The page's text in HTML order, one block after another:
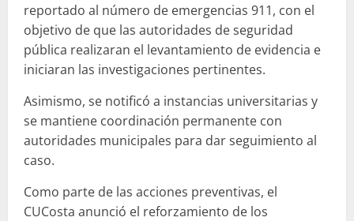
reportado al número de emergencias 911, con el
objetivo de que las autoridades de seguridad
pública realizaran el levantamiento de evidencia e
iniciaran las investigaciones pertinentes.
Asimismo, se notificó a instancias universitarias y
se mantiene coordinación permanente con
autoridades municipales para dar seguimiento al
caso.
Como parte de las acciones preventivas, el
CUCosta anunció el reforzamiento de los